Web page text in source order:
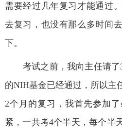
需要经过几年复习才能通过
去复习，也没有那么多时间
下。
考试之前，我向主任请了
的NIH基金已经通过，所以主
2个月的复习，我首先参加了
紧，一共考4个半天，每个半